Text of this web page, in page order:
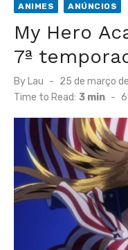
ANIMES ANÚNCIOS
My Hero
7ª
By Lau
Posted
on
25 de março
Time to Read: 3 min -